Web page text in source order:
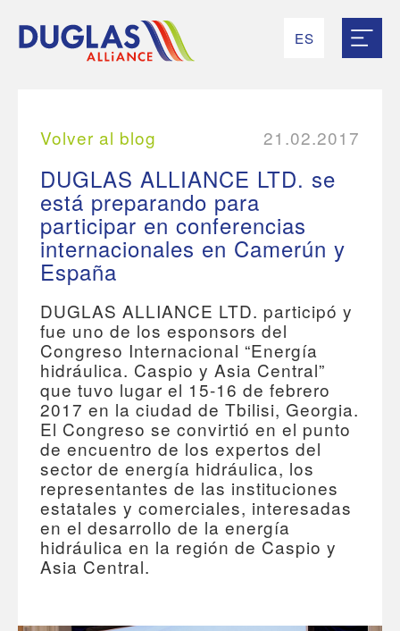
ES
Volver al blog 21.02.2017
DUGLAS ALLIANCE LTD. se
está preparando para
participar en conferencias
internacionales en Camerún y
España
DUGLAS ALLIANCE LTD. participó y
fue uno de los esponsors del
Congreso Internacional “Energía
hidráulica. Caspio y Asia Central”
que tuvo lugar el 15-16 de febrero
2017 en la ciudad de Tbilisi, Georgia.
El Congreso se convirtió en el punto
de encuentro de los expertos del
sector de energía hidráulica, los
representantes de las instituciones
estatales y comerciales, interesadas
en el desarrollo de la energía
hidráulica en la región de Caspio y
Asia Central.